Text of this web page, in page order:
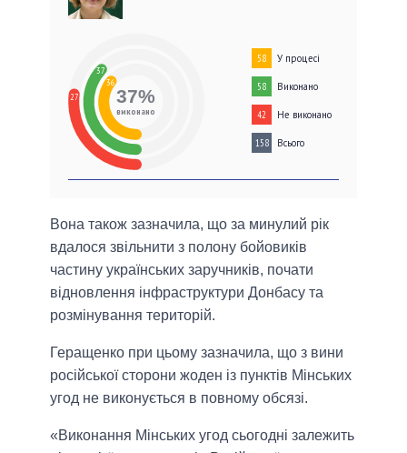
27
37
36
37%
виконано
58 У процесі
58 Виконано
42 Не виконано
158 Всього
Вона також зазначила, що за минулий рік
вдалося звільнити з полону бойовиків
частину українських заручників, почати
відновлення інфраструктури Донбасу та
розмінування територій.
Геращенко при цьому зазначила, що з вини
російської сторони жоден із пунктів Мінських
угод не виконується в повному обсязі.
«Виконання Мінських угод сьогодні залежить